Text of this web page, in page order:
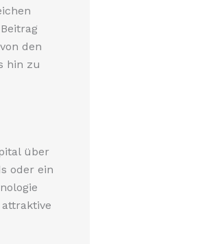
den
hin zu
über
oder ein